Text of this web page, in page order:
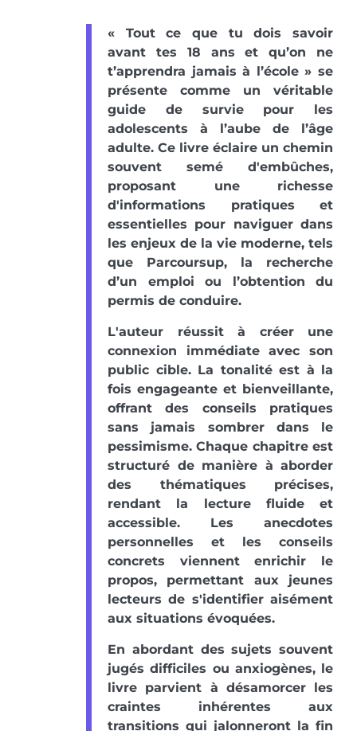
« Tout ce que tu dois savoir
avant tes 18 ans et qu’on ne
t’apprendra jamais à l’école » se
présente comme un véritable
guide de survie pour les
adolescents à l’aube de l’âge
adulte. Ce livre éclaire un chemin
souvent semé d'embûches,
proposant une richesse
d'informations pratiques et
essentielles pour naviguer dans
les enjeux de la vie moderne, tels
que Parcoursup, la recherche
d’un emploi ou l’obtention du
permis de conduire.
L'auteur réussit à créer une
connexion immédiate avec son
public cible. La tonalité est à la
fois engageante et bienveillante,
offrant des conseils pratiques
sans jamais sombrer dans le
pessimisme. Chaque chapitre est
structuré de manière à aborder
des thématiques précises,
rendant la lecture fluide et
accessible. Les anecdotes
personnelles et les conseils
concrets viennent enrichir le
propos, permettant aux jeunes
lecteurs de s'identifier aisément
aux situations évoquées.
En abordant des sujets souvent
jugés difficiles ou anxiogènes, le
livre parvient à désamorcer les
craintes inhérentes aux
transitions qui jalonneront la fin